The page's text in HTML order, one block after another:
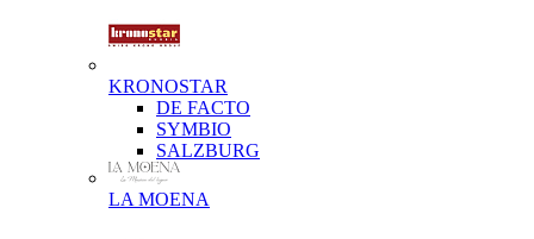
KRONOSTAR
DE FACTO
SYMBIO
SALZBURG
LA MOENA